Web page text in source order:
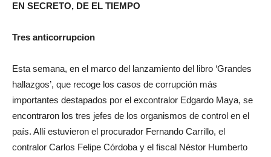
EN SECRETO, DE EL TIEMPO
Tres anticorrupcion
Esta semana, en el marco del lanzamiento del libro ‘Grandes
hallazgos’, que recoge los casos de corrupción más
importantes destapados por el excontralor Edgardo Maya, se
encontraron los tres jefes de los organismos de control en el
país. Allí estuvieron el procurador Fernando Carrillo, el
contralor Carlos Felipe Córdoba y el fiscal Néstor Humberto